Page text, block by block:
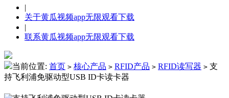
|
关于黄瓜视频app无限观看下载
|
联系黄瓜视频app无限观看下载
当前位置: 首页 > 核心产品 > RFID产品 > RFID读写器 > 支
持飞利浦免驱动型USB ID卡读卡器